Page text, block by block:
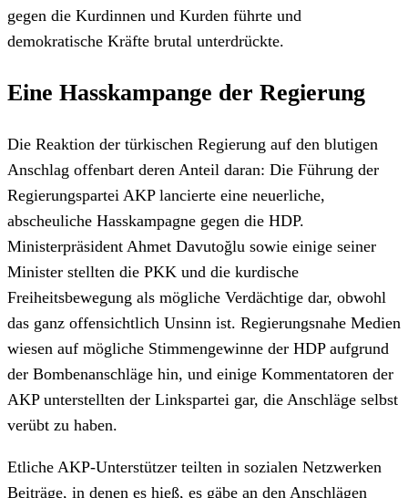
gegen die Kurdinnen und Kurden führte und
demokratische Kräfte brutal unterdrückte.
Eine Hasskampange der Regierung
Die Reaktion der türkischen Regierung auf den blutigen
Anschlag offenbart deren Anteil daran: Die Führung der
Regierungspartei AKP lancierte eine neuerliche,
abscheuliche Hasskampagne gegen die HDP.
Ministerpräsident Ahmet Davutoğlu sowie einige seiner
Minister stellten die PKK und die kurdische
Freiheitsbewegung als mögliche Verdächtige dar, obwohl
das ganz offensichtlich Unsinn ist. Regierungsnahe Medien
wiesen auf mögliche Stimmengewinne der HDP aufgrund
der Bombenanschläge hin, und einige Kommentatoren der
AKP unterstellten der Linkspartei gar, die Anschläge selbst
verübt zu haben.
Etliche AKP-Unterstützer teilten in sozialen Netzwerken
Beiträge, in denen es hieß, es gäbe an den Anschlägen